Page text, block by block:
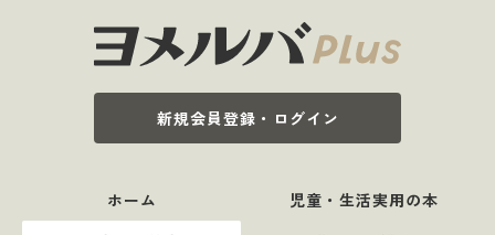
新規会員登録・ログイン
ホーム
児童・生活実用の本